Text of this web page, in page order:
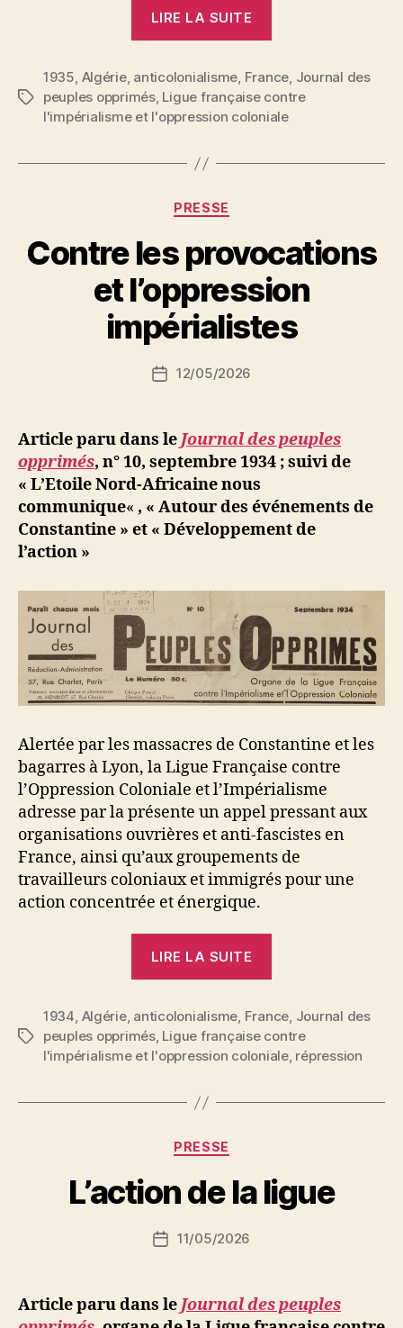
LIRE LA SUITE
se
multiplie »
Étiquettes
1935, Algérie, anticolonialisme, France, Journal des
peuples opprimés, Ligue française contre
l'impérialisme et l'oppression coloniale
Catégories
PRESSE
Contre les provocations
et l’oppression
impérialistes
Auteur
de
a
S
N
ji
b
Date12/05/2026
Article paru dans le Journal des peuples
opprimés, n° 10, septembre 1934 ; suivi de
« L’Etoile Nord-Africaine nous
communique« , « Autour des événements de
Constantine » et « Développement de
l’action »
Alertée par les massacres de Constantine et les
bagarres à Lyon, la Ligue Française contre
l’Oppression Coloniale et l’Impérialisme
adresse par la présente un appel pressant aux
organisations ouvrières et anti-fascistes en
France, ainsi qu’aux groupements de
travailleurs coloniaux et immigrés pour une
action concentrée et énergique.
LIRE LA SUITE
et
l’oppression
impérialistes »
Étiquettes
1934, Algérie, anticolonialisme, France, Journal des
peuples opprimés, Ligue française contre
l'impérialisme et l'oppression coloniale, répression
Catégories
PRESSE
L’action de la ligue
Auteur
de
r
S
N
ji
b
Date11/05/2026
Article paru dans le Journal des peuples